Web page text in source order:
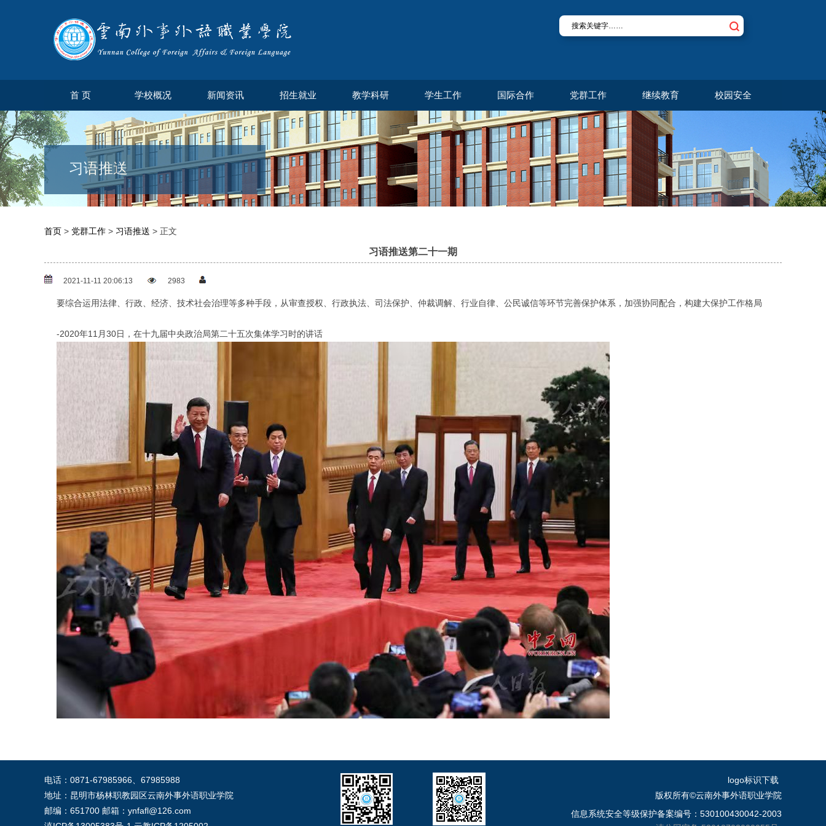
首 页 学校概况 新闻资讯 招生就业 教学科研 学生工作 国际合作 党群工作 继续教育 校园安全
习语推送
首页 > 党群工作 > 习语推送 > 正文
习语推送第二十一期
2021-11-11 20:06:13 2983
要综合运用法律、行政、经济、技术社会治理等多种手段，从审查授权、行政执法、司法保护、仲裁调解、行业自律、公民诚信等环节完善保护体系，加强协同配合，构建大保护工作格局
-2020年11月30日，在十九届中央政治局第二十五次集体学习时的讲话
电话：0871-67985966、67985988
地址：昆明市杨林职教园区云南外事外语职业学院
邮编：651700 邮箱：ynfafl@126.com
logo标识下载
版权所有©云南外事外语职业学院
信息系统安全等级保护备案编号：530100430042-2003